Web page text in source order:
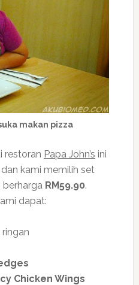
makan pizza
restoran Papa John’s ini
kami memilih set
berharga RM59.90.
dapat:
Chicken Wings